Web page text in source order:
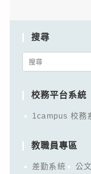
搜尋
Search
校務平台系統
1campus 校務
教職員專區
差勤系統 公